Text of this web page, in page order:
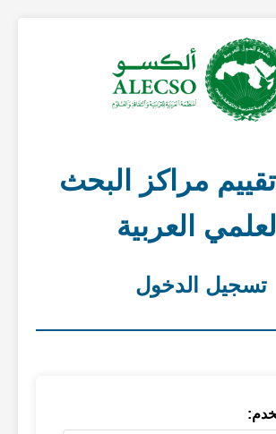
مراكز البحث
العلمي العربية
تسجيل الدخول